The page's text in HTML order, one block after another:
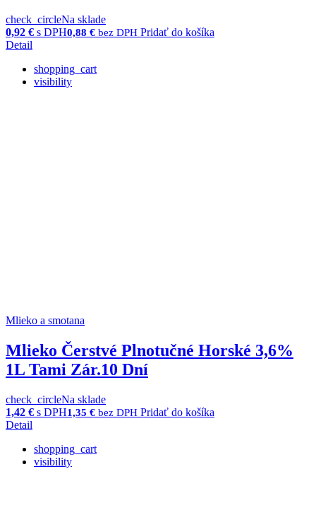
check_circleNa sklade
0,92 € s DPH0,88 € bez DPH Pridať do košíka
Detail
shopping_cart
visibility
Mlieko a smotana
Mlieko Čerstvé Plnotučné Horské 3,6%
1L Tami Zár.10 Dní
check_circleNa sklade
1,42 € s DPH1,35 € bez DPH Pridať do košíka
Detail
shopping_cart
visibility